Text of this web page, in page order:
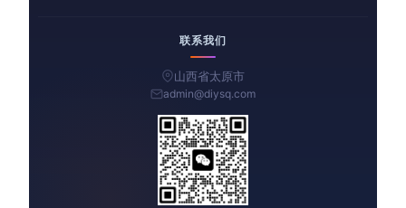
联系我们
山西省太原市
admin@diysq.com